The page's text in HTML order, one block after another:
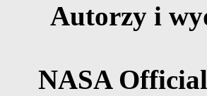
Autorzy i
NASA